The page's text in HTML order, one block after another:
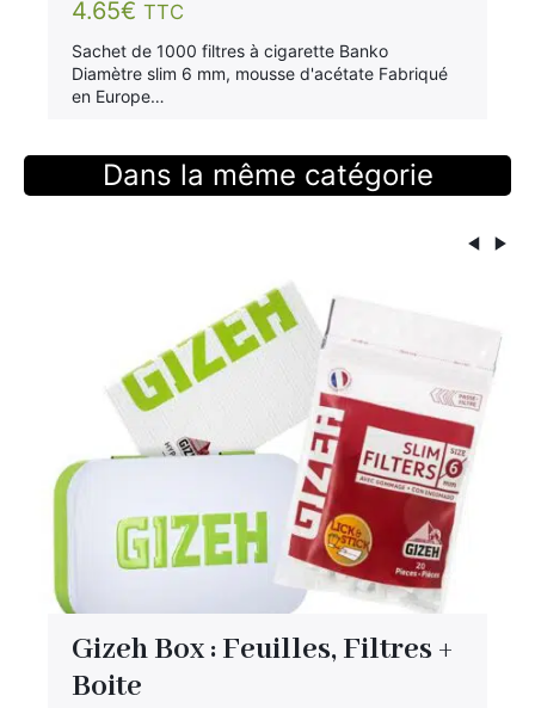
Note5.00
sur 5
4.65€ TTC
Sachet de 1000 filtres à cigarette Banko
Diamètre slim 6 mm, mousse d'acétate Fabriqué
en Europe…
Dans la même catégorie
Gizeh Box : Feuilles, Filtres +
Boite